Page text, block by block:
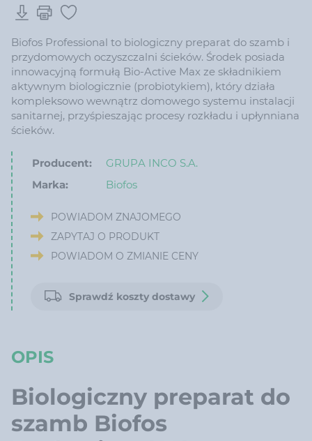
Biofos Professional to biologiczny preparat do szamb i
przydomowych oczyszczalni ścieków. Środek posiada
innowacyjną formułą Bio-Active Max ze składnikiem
aktywnym biologicznie (probiotykiem), który działa
kompleksowo wewnątrz domowego systemu instalacji
sanitarnej, przyśpieszając procesy rozkładu i upłynniana
ścieków.
Producent:
GRUPA INCO S.A.
Marka:
Biofos
POWIADOM ZNAJOMEGO
ZAPYTAJ O PRODUKT
POWIADOM O ZMIANIE CENY
Sprawdź koszty dostawy
OPIS
Biologiczny preparat do
szamb Biofos